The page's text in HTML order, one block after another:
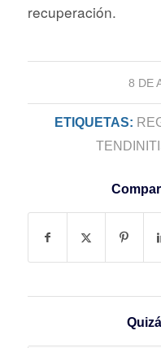
recuperación.
8 DE
ETIQUETAS: